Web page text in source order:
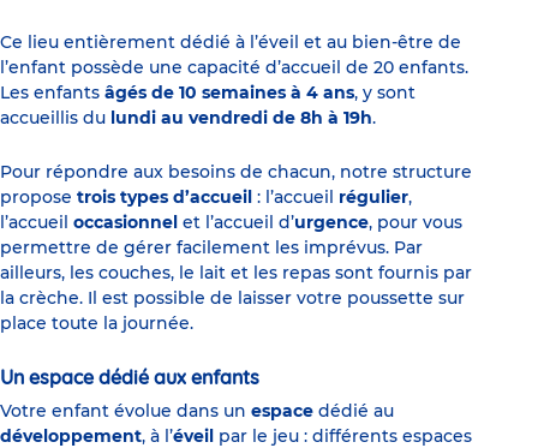
Ce lieu entièrement dédié à l’éveil et au bien-être de
l’enfant possède une capacité d’accueil de 20 enfants.
Les enfants âgés de 10 semaines à 4 ans, y sont
accueillis du lundi au vendredi de 8h à 19h.
Pour répondre aux besoins de chacun, notre structure
propose trois types d’accueil : l’accueil régulier,
l’accueil occasionnel et l’accueil d’urgence, pour vous
permettre de gérer facilement les imprévus. Par
ailleurs, les couches, le lait et les repas sont fournis par
la crèche. Il est possible de laisser votre poussette sur
place toute la journée.
Un espace dédié aux enfants
Votre enfant évolue dans un espace dédié au
développement, à l’éveil par le jeu : différents espaces